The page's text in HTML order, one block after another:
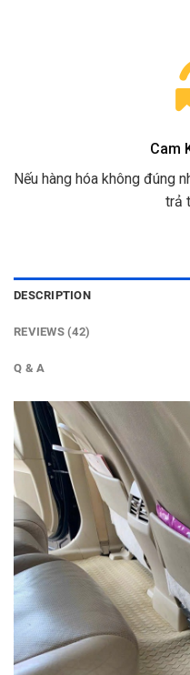
Cam
Nếu hàng hóa không đúng
trả
DESCRIPTION
REVIEWS (42)
Q & A